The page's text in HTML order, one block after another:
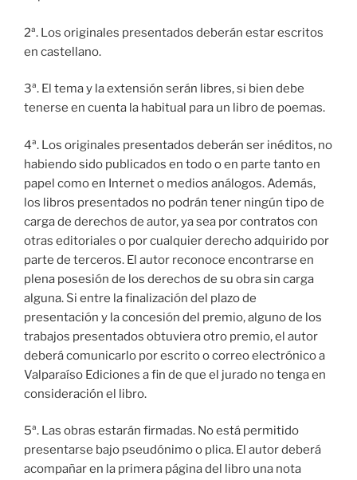
2ª. Los originales presentados deberán estar escritos
en castellano.
3ª. El tema y la extensión serán libres, si bien debe
tenerse en cuenta la habitual para un libro de poemas.
4ª. Los originales presentados deberán ser inéditos, no
habiendo sido publicados en todo o en parte tanto en
papel como en Internet o medios análogos. Además,
los libros presentados no podrán tener ningún tipo de
carga de derechos de autor, ya sea por contratos con
otras editoriales o por cualquier derecho adquirido por
parte de terceros. El autor reconoce encontrarse en
plena posesión de los derechos de su obra sin carga
alguna. Si entre la finalización del plazo de
presentación y la concesión del premio, alguno de los
trabajos presentados obtuviera otro premio, el autor
deberá comunicarlo por escrito o correo electrónico a
Valparaíso Ediciones a fin de que el jurado no tenga en
consideración el libro.
5ª. Las obras estarán firmadas. No está permitido
presentarse bajo pseudónimo o plica. El autor deberá
acompañar en la primera página del libro una nota